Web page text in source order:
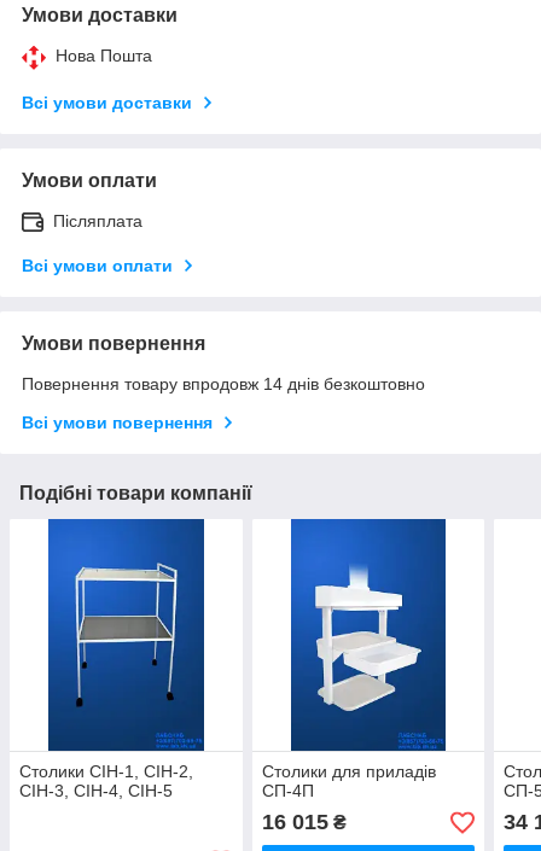
Умови доставки
Нова Пошта
Всі умови доставки
Умови оплати
Післяплата
Всі умови оплати
Умови повернення
Повернення товару впродовж 14 днів безкоштовно
Всі умови повернення
Подібні товари компанії
Столики СІН-1, СІН-2,
СІН-3, СІН-4, СІН-5
Столики для приладів
СП-4П
16 015₴
СП-
34